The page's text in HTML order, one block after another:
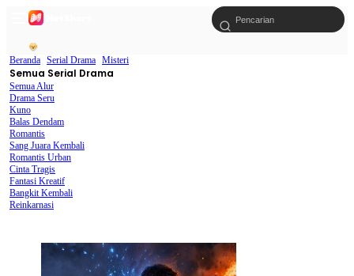
Beranda Serial Drama Misteri
Semua Serial Drama
Semua Alur
Drama Seru
Kuno
Balas Dendam
Romantis
Sang Juara Kembali
Romantis Urban
Cinta Tragis
Fantasi Kreatif
Bangkit Kembali
Reinkarnasi